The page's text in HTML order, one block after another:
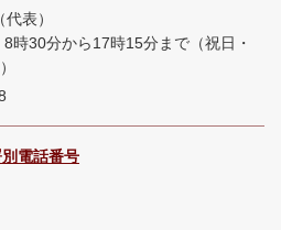
表）
8時30分から17時15分まで （祝日・
電話番号